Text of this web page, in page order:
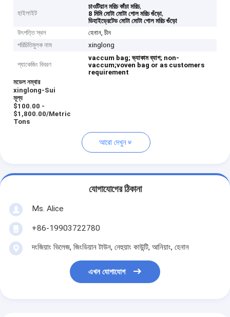
হাইলাইট
চাওটিয়ান মরিচ কাঁচা মরিচ,
8 মিমি মোটা মোটা গোল মরিচ গুঁড়ো,
ডিহাইড্রেটেড মোটা মোটা গোল মরিচ গুঁড়ো
উৎপত্তি স্থল
হেনান, চীন
পরিচিতিমুলক নাম
xinglong
প্যাকেজিং বিবরণ
vaccum bag; ভ্যাকাম ব্যাগ; non-
vaccum;voven bag or as customers
requirement
মডেল নম্বার
xinglong-Sui
মূল্য
$100.00 -
$1,800.00/Metric
Tons
আরো দেখুন
যোগাযোগের ঠিকানা
Ms. Alice
+86-19903722780
দংজিয়াং ভিলেজ, জিংডিয়ান টাউন, নেহুয়াং কাউন্টি, আনিয়াং, হেনান
এখন যোগাযোগ